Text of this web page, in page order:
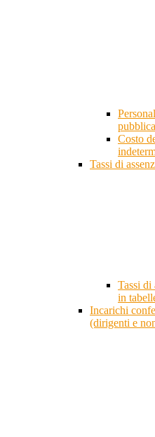
Costo
Tassi di
Tassi di
in
Incarichi
(dirigenti e